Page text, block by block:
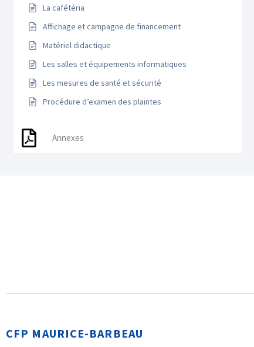
La cafétéria
Affichage et campagne de financement
Matériel didactique
Les salles et équipements informatiques
Les mesures de santé et sécurité
Procédure d’examen des plaintes
Annexes
CFP MAURICE-BARBEAU